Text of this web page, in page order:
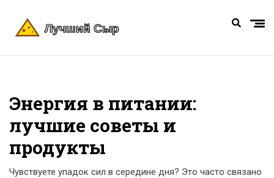
Энергия в питании:
лучшие советы и
продукты
Чувствуете упадок сил в середине дня? Это часто связано